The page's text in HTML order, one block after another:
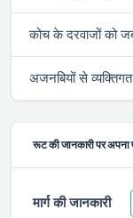
कोच के दरवाजों को
अजनबियों से
रूट की जानकारी पर
मार्ग की जानकारी